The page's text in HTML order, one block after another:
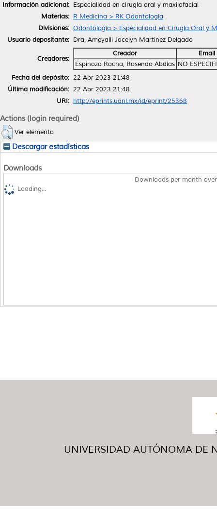
Información adicional: Especialidad en cirugía oral y maxilofacial
Materias: R Medicina > RK Odontología
Divisiones: Odontología > Especialidad en Cirugía Oral y
Usuario depositante: Dra. Ameyalli Jocelyn Martinez Delgado
Creadores:
Creador
Email
Espinoza Rocha, Rosendo Abdías NO
Fecha del depósito: 22 Abr 2023 21:48
Última modificación: 22 Abr 2023 21:48
URI: http://eprints.uanl.mx/id/eprint/25368
Actions (login required)
Ver elemento
Descargar estadísticas
Downloads
Downloads per month
Loading...
UNIVERSIDAD AUTÓNOMA DE